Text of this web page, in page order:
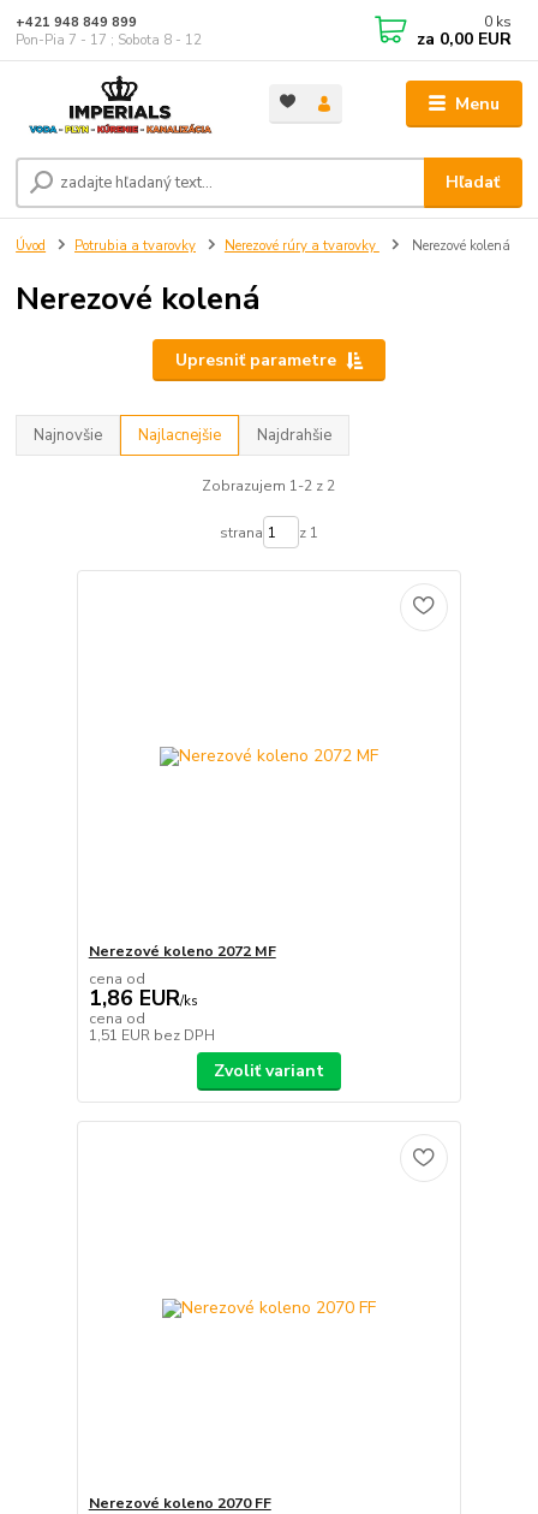
Menu
Hľadať
+421 948 849 899
Pon-Pia 7 - 17 ; Sobota 8 - 12
0 ks
za 0,00 EUR
Úvod Potrubia a tvarovky Nerezové rúry a tvarovky Nerezové kolená
Nerezové kolená
Upresniť parametre
Najnovšie Najlacnejšie Najdrahšie
Zobrazujem 1-2 z 2
strana z 1
Nerezové koleno 2072 MF
cena od
1,86 EUR/ks
cena od
1,51 EUR bez DPH
Zvoliť variant
Nerezové koleno 2070 FF